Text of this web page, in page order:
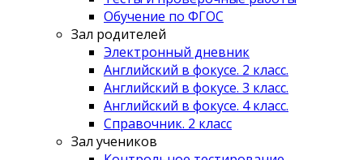
Обучение по ФГОС
Зал родителей
Электронный дневник
Английский в фокусе. 2 класс.
Английский в фокусе. 3 класс.
Английский в фокусе. 4 класс.
Справочник. 2 класс
Зал учеников